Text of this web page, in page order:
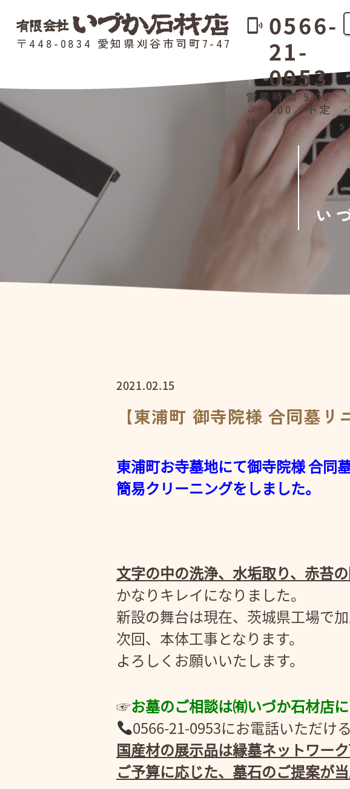
〒448-0834 愛知県刈谷市司町7-47
phonelink_ring 0566-
21-
0953
営業時間 9:00
～21:00／不定
休
い
2021.02.15
【東浦町 御寺院様 合同墓
東浦町お寺墓地にて御寺院様 合同
簡易クリーニングをしました。
文字の中の洗浄、水垢取り、赤苔
かなりキレイになりました。
新設の舞台は現在、茨城県工場で加
次回、本体工事となります。
よろしくお願いいたします。
☞お墓のご相談は㈲いづか石材店
0566-21-0953にお電話いただけ
国産材の展示品は縁墓ネットワー
ご予算に応じた、墓石のご提案が